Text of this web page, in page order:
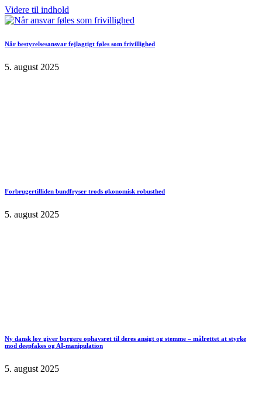
Videre til indhold
Når bestyrelsesansvar fejlagtigt føles som frivillighed
5. august 2025
Forbrugertilliden bundfryser trods økonomisk robusthed
5. august 2025
Ny dansk lov giver borgere ophavsret til deres ansigt og stemme – målrettet at styrke
mod deepfakes og AI-manipulation
5. august 2025